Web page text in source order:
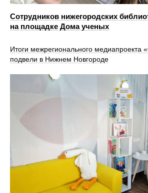
Сотрудников нижегородских
на площадке Дома ученых
Итоги межрегионального медиапроекта
подвели в Нижнем Новгороде